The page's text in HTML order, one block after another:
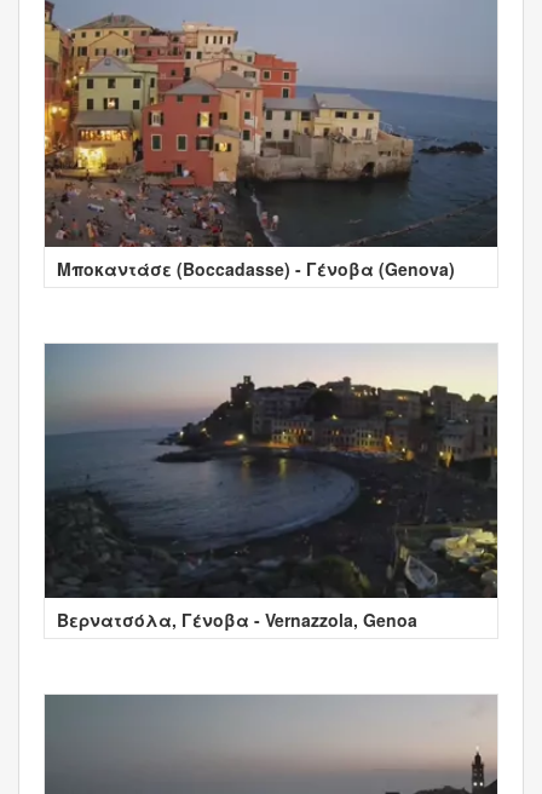
Μποκαντάσε (Boccadasse) - Γένοβα (Genova)
Βερνατσόλα, Γένοβα - Vernazzola, Genoa